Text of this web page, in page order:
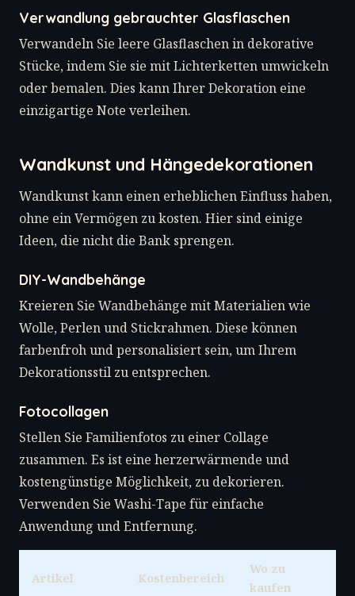
Verwandlung gebrauchter Glasflaschen
Verwandeln Sie leere Glasflaschen in dekorative
Stücke, indem Sie sie mit Lichterketten umwickeln
oder bemalen. Dies kann Ihrer Dekoration eine
einzigartige Note verleihen.
Wandkunst und Hängedekorationen
Wandkunst kann einen erheblichen Einfluss haben,
ohne ein Vermögen zu kosten. Hier sind einige
Ideen, die nicht die Bank sprengen.
DIY-Wandbehänge
Kreieren Sie Wandbehänge mit Materialien wie
Wolle, Perlen und Stickrahmen. Diese können
farbenfroh und personalisiert sein, um Ihrem
Dekorationsstil zu entsprechen.
Fotocollagen
Stellen Sie Familienfotos zu einer Collage
zusammen. Es ist eine herzerwärmende und
kostengünstige Möglichkeit, zu dekorieren.
Verwenden Sie Washi-Tape für einfache
Anwendung und Entfernung.
Artikel Kostenbereich
Wo zu
kaufen